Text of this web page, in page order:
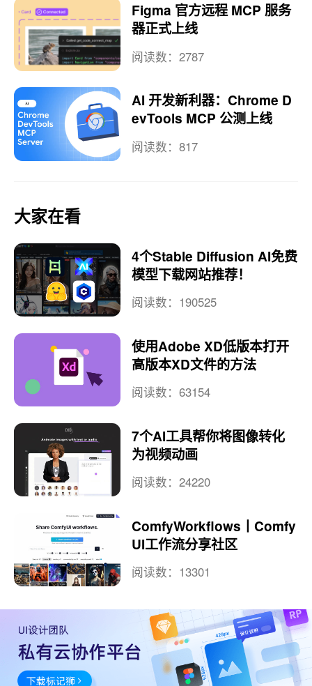
Figma 官方远程 MCP 服务
器正式上线
阅读数：2787
AI 开发新利器：Chrome D
evTools MCP 公测上线
阅读数：817
大家在看
4个Stable Diffusion AI免费
模型下载网站推荐！
阅读数：190525
使用Adobe XD低版本打开
高版本XD文件的方法
阅读数：63154
7个AI工具帮你将图像转化
为视频动画
阅读数：24220
ComfyWorkflows丨Comfy
UI工作流分享社区
阅读数：13301